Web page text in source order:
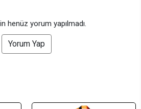
henüz yorum yapılmadı.
Yorum Yap